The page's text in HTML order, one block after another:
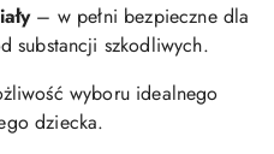
– w pełni bezpieczne dla
substancji szkodliwych.
wyboru idealnego
dziecka.